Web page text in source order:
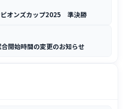
ピオンズカップ2025 準決勝
開始時間の変更のお知らせ